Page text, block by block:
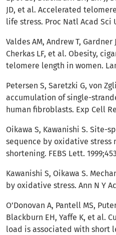
JD, et al. Accelerated
life stress. Proc Natl Acad Sci
Valdes AM, Andrew T, Gardner
Cherkas LF, et al. Obesity,
telomere length in women.
Petersen S, Saretzki G, von
accumulation of single-
human fibroblasts. Exp Cell
Oikawa S, Kawanishi S. Site-
sequence by oxidative stress
shortening. FEBS Lett.
Kawanishi S, Oikawa S.
by oxidative stress. Ann N Y
O’Donovan A, Pantell MS,
Blackburn EH, Yaffe K, et al.
load is associated with short